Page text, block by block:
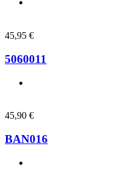
45,95 €
5060011
45,90 €
BAN016